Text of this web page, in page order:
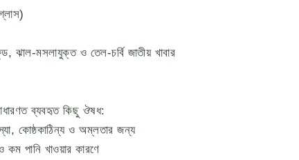
ঝাল-মসলাযুক্ত ও তেল-চর্বি জাতীয় খাবার
ব্যবহৃত কিছু ঔষধ:
কোষ্ঠকাঠিন্য ও অম্লতার জন্য
পানি খাওয়ার কারণে